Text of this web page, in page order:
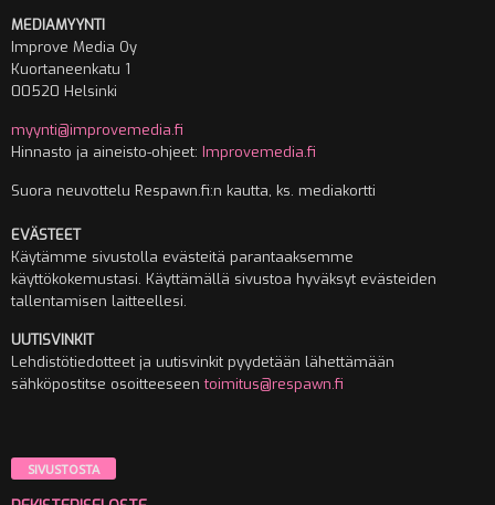
MEDIAMYYNTI
Improve Media Oy
Kuortaneenkatu 1
00520 Helsinki
myynti@improvemedia.fi
Hinnasto ja aineisto-ohjeet: Improvemedia.fi
Suora neuvottelu Respawn.fi:n kautta, ks. mediakortti
EVÄSTEET
Käytämme sivustolla evästeitä parantaaksemme
käyttökokemustasi. Käyttämällä sivustoa hyväksyt evästeiden
tallentamisen laitteellesi.
UUTISVINKIT
Lehdistötiedotteet ja uutisvinkit pyydetään lähettämään
sähköpostitse osoitteeseentoimitus@respawn.fi
SIVUSTOSTA